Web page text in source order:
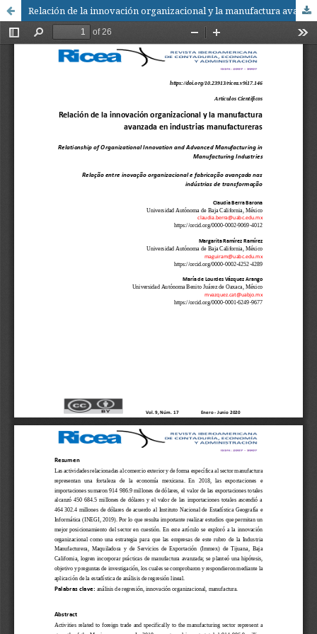
Relación de la innovación organizacional y la manufactura avanzada en industrias manufactureras